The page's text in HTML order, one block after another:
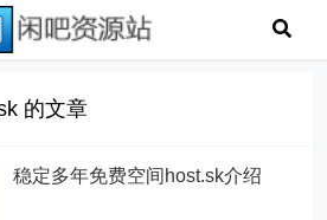
的文章
稳定多年免费空间host.sk介绍